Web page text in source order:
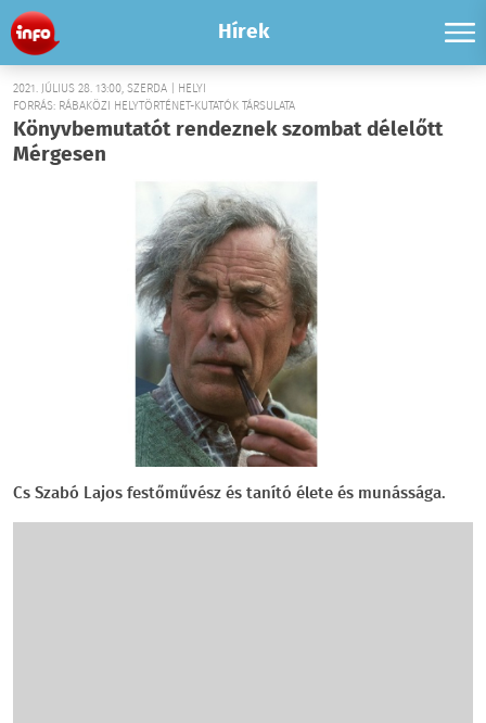
Hírek
2021. JÚLIUS 28. 13:00, SZERDA | HELYI
FORRÁS: RÁBAKÖZI HELYTÖRTÉNET-KUTATÓK TÁRSULATA
Könyvbemutatót rendeznek szombat délelőtt
Mérgesen
Cs Szabó Lajos festőművész és tanító élete és munássága.